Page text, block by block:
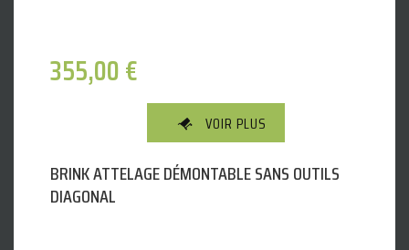
355,00€
VOIR PLUS
BRINK ATTELAGE DÉMONTABLE SANS OUTILS
DIAGONAL